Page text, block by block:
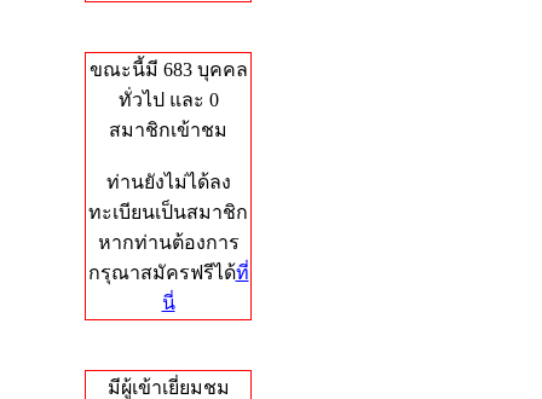
ขณะนี้มี 683 บุคคล
ทั่วไป และ 0
สมาชิกเข้าชม
ท่านยังไม่ได้ลง
ทะเบียนเป็นสมาชิก
หากท่านต้องการ
กรุณาสมัครฟรีได้ที่
นี่
มีผู้เข้าเยี่ยมชม